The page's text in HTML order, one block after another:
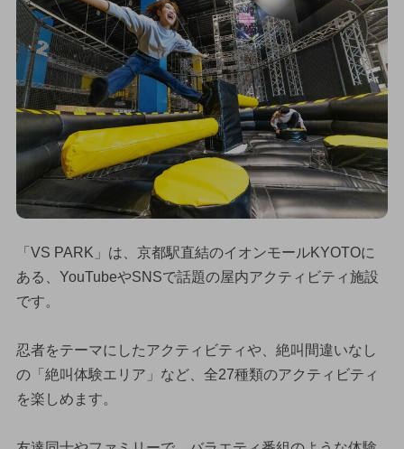
「VS PARK」は、京都駅直結のイオンモールKYOTOに
ある、YouTubeやSNSで話題の屋内アクティビティ施設
です。
忍者をテーマにしたアクティビティや、絶叫間違いなし
の「絶叫体験エリア」など、全27種類のアクティビティ
を楽しめます。